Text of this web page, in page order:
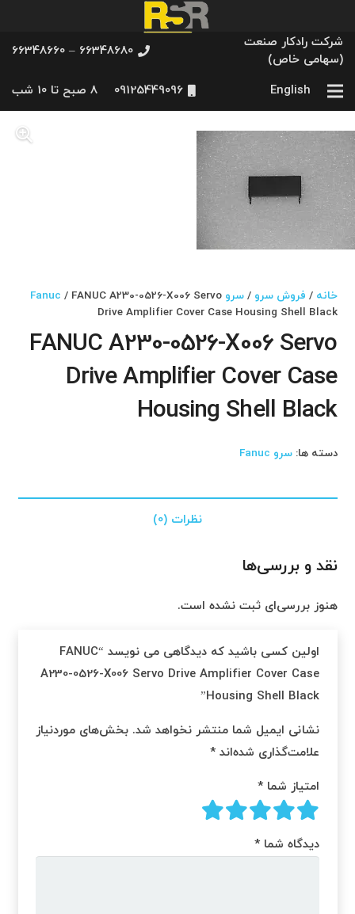
شرکت رادکار صنعت
(سهامی خاص)
66348680 – 66348660
English
09125449096 8 صبح تا 10 شب
خانه / فروش سرو /سرو Fanuc/ FANUC A230-0526-X006 Servo
Drive Amplifier Cover Case Housing Shell Black
FANUC A230-0526-X006 Servo
Drive Amplifier Cover Case
Housing Shell Black
دسته ها:سرو Fanuc
نظرات (0)
نقد و بررسی‌ها
هنوز بررسی‌ای ثبت نشده است.
اولین کسی باشید که دیدگاهی می نویسد “FANUC
A230-0526-X006 Servo Drive Amplifier Cover Case
Housing Shell Black”
نشانی ایمیل شما منتشر نخواهد شد. بخش‌های موردنیاز
علامت‌گذاری شده‌اند *
امتیاز شما *
دیدگاه شما *